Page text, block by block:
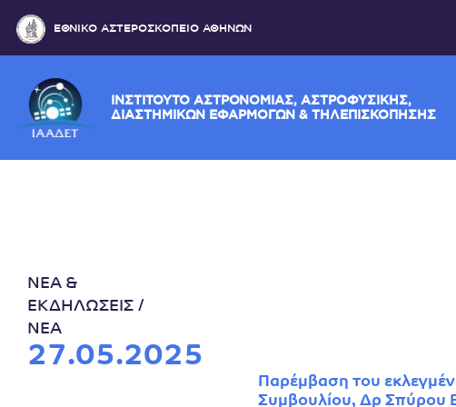
ΙΝΣΤΙΤΟΥΤΟ ΑΣΤΡΟΝΟΜΙΑΣ, ΑΣΤΡΟΦΥΣΙΚΗΣ,
ΕΘΝΙΚΟ ΑΣΤΕΡΟΣΚΟΠΕΙΟ ΑΘΗΝΩΝ
ΝΕΑ &
ΕΚΔΗΛΩΣΕΙΣ
ΝΕΑ
27.05.2025
Παρέμβαση του
Συμβουλίου, Δρ Σπύρου